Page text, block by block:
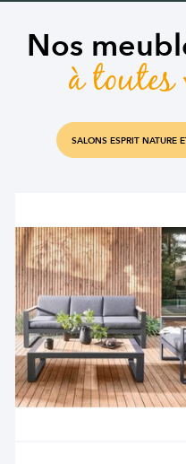
Nos
à toutes
SALONS ESPRIT NATURE